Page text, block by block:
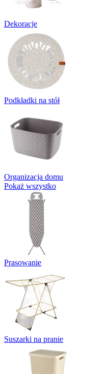
Dekoracje
Podkładki na stół
Organizacja domu
Pokaż wszystko
Prasowanie
Suszarki na pranie